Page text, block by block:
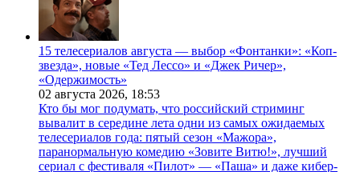
15 телесериалов августа — выбор «Фонтанки»: «Коп-
звезда», новые «Тед Лессо» и «Джек Ричер»,
«Одержимость»
02 августа 2026, 18:53
Кто бы мог подумать, что российский стриминг
вывалит в середине лета одни из самых ожидаемых
телесериалов года: пятый сезон «Мажора»,
паранормальную комедию «Зовите Витю!», лучший
сериал с фестиваля «Пилот» — «Паша» и даже кибер-